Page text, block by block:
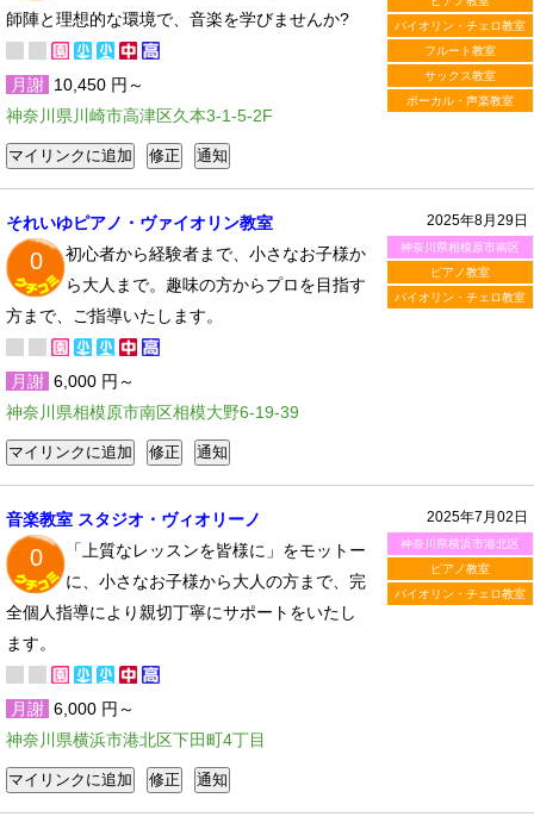
バイオリン・チェロ教室
フルート教室
サックス教室
ボーカル・声楽教室
師陣と理想的な環境で、音楽を学びませんか?
月謝 10,450 円～
神奈川県川崎市高津区久本3-1-5-2F
2025年8月29日
神奈川県相模原市南区
ピアノ教室
バイオリン・チェロ教室
それいゆピアノ・ヴァイオリン教室
0
初心者から経験者まで、小さなお子様か
ら大人まで。趣味の方からプロを目指す
方まで、ご指導いたします。
月謝 6,000 円～
神奈川県相模原市南区相模大野6-19-39
2025年7月02日
神奈川県横浜市港北区
ピアノ教室
バイオリン・チェロ教室
音楽教室 スタジオ・ヴィオリーノ
0
「上質なレッスンを皆様に」をモットー
に、小さなお子様から大人の方まで、完
全個人指導により親切丁寧にサポートをいたし
ます。
月謝 6,000 円～
神奈川県横浜市港北区下田町4丁目